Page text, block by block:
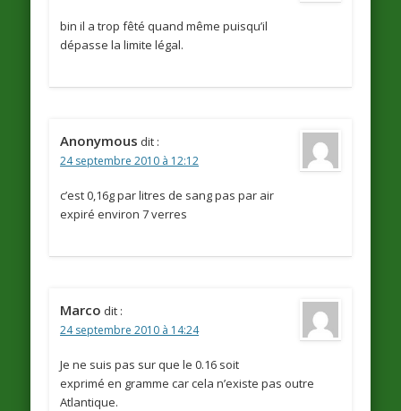
bin il a trop fêté quand même puisqu’il
dépasse la limite légal.
Anonymous dit :
24 septembre 2010 à 12:12
c’est 0,16g par litres de sang pas par air
expiré environ 7 verres
Marco dit :
24 septembre 2010 à 14:24
Je ne suis pas sur que le 0.16 soit
exprimé en gramme car cela n’existe pas outre
Atlantique.